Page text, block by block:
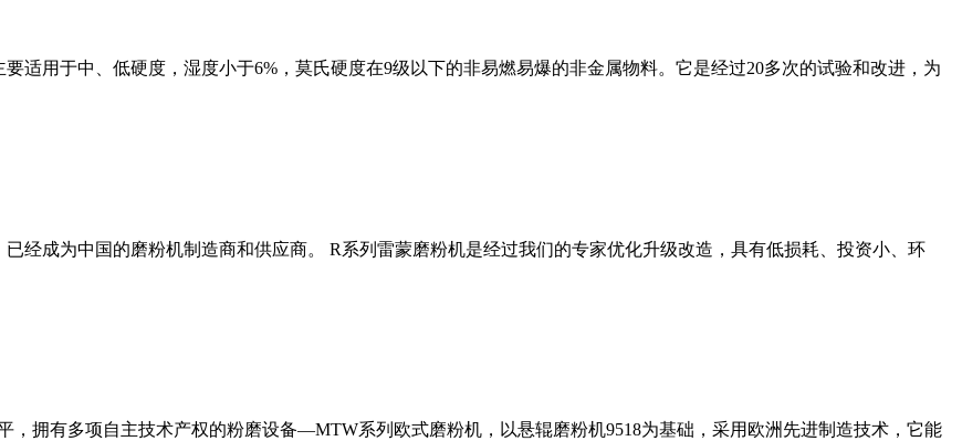
适用于中、低硬度，湿度小于6%，莫氏硬度在9级以下的非易燃易爆的非金属物料。它是经过20多次的试验和改进，为
经成为中国的磨粉机制造商和供应商。 R系列雷蒙磨粉机是经过我们的专家优化升级改造，具有低损耗、投资小、环
，拥有多项自主技术产权的粉磨设备—MTW系列欧式磨粉机，以悬辊磨粉机9518为基础，采用欧洲先进制造技术，它能